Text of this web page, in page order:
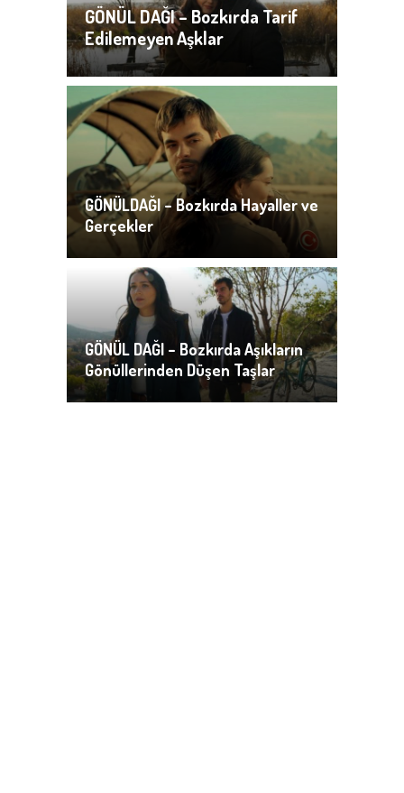
GÖNÜL DAĞI – Bozkırda Tarif
Edilemeyen Aşklar
GÖNÜLDAĞI – Bozkırda Hayaller ve
Gerçekler
GÖNÜL DAĞI – Bozkırda Aşıkların
Gönüllerinden Düşen Taşlar